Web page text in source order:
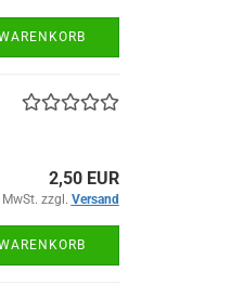
2,50 EUR
zzgl. Versand